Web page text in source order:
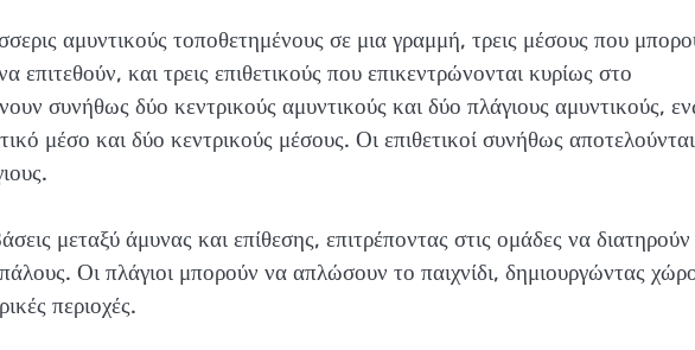
αμυντικούς τοποθετημένους σε μια γραμμή, τρεις μέσους που
επιτεθούν, και τρεις επιθετικούς που επικεντρώνονται κυρίως στο
συνήθως δύο κεντρικούς αμυντικούς και δύο πλάγιους αμυντικούς,
μέσο και δύο κεντρικούς μέσους. Οι επιθετικοί συνήθως
μεταξύ άμυνας και επίθεσης, επιτρέποντας στις ομάδες να
Οι πλάγιοι μπορούν να απλώσουν το παιχνίδι, δημιουργώντας
περιοχές.